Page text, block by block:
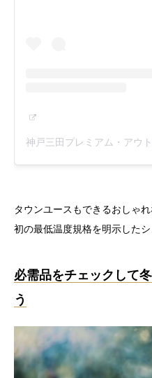
タウンユースもできるおしゃ
初の最低温度規格を明示したシ
必需品をチェックして
う